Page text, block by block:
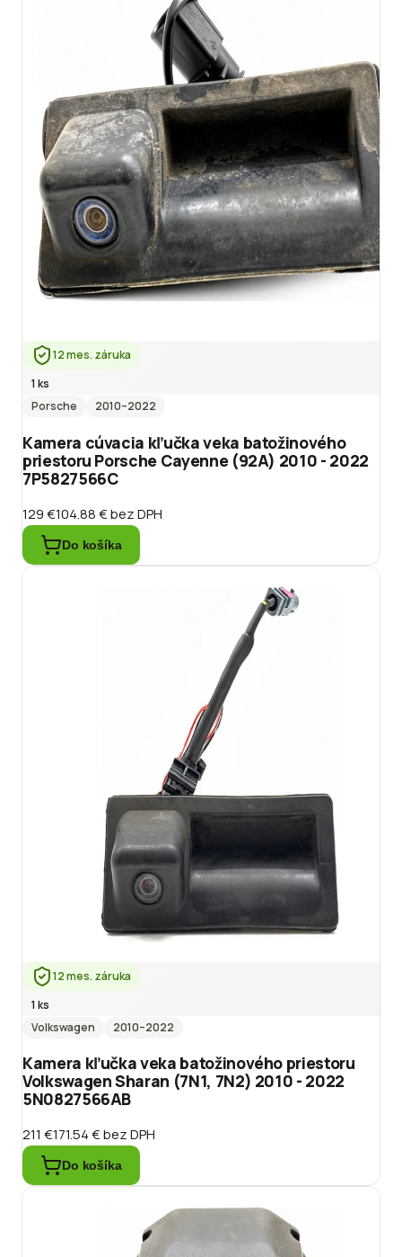
12 mes. záruka
1 ks
Porsche
2010–2022
Kamera cúvacia kľučka veka batožinového
priestoru Porsche Cayenne (92A) 2010 - 2022
7P5827566C
129 €104.88 €bez DPH
Do košíka
12 mes. záruka
1 ks
Volkswagen
2010–2022
Kamera kľučka veka batožinového priestoru
Volkswagen Sharan (7N1, 7N2) 2010 - 2022
5N0827566AB
211 €171.54 €bez DPH
Do košíka